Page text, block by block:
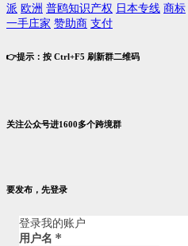
派 欧洲 普鸥知识产权 日本专线 商标
一手庄家 赞助商 支付
👉提示：按 Ctrl+F5 刷新群二维码
关注公众号进1600多个跨境群
要发布，先登录
登录我的账户
用户名 *